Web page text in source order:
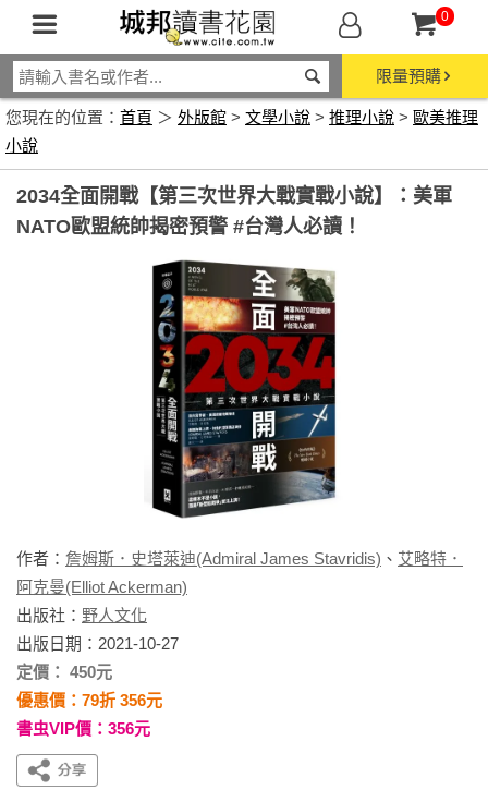
0
限量預購
您現在的位置： 首頁 ＞ 外版館 > 文學小說 > 推理小說 > 歐美推理
小說
2034全面開戰【第三次世界大戰實戰小說】：美軍
NATO歐盟統帥揭密預警 #台灣人必讀！
作者： 詹姆斯．史塔萊迪(Admiral James Stavridis) 、 艾略特．
阿克曼(Elliot Ackerman)
出版社： 野人文化
出版日期：2021-10-27
定價： 450元
優惠價：79折 356元
書虫VIP價：356元